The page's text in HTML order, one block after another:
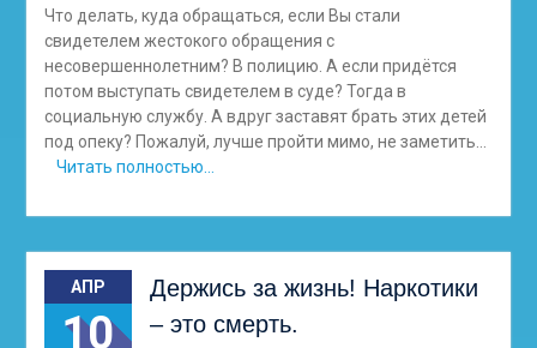
Что делать, куда обращаться, если Вы стали
свидетелем жестокого обращения с
несовершеннолетним? В полицию. А если придётся
потом выступать свидетелем в суде? Тогда в
социальную службу. А вдруг заставят брать этих детей
под опеку? Пожалуй, лучше пройти мимо, не заметить…
Читать полностью…
АПР
10
Держись за жизнь! Наркотики
– это смерть.